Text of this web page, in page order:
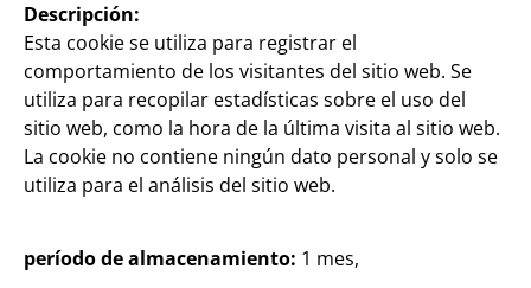
Calidad
Sostenibilidad
Formulario de contacto
Clientes
Buscador de filiales
Descripción:
Esta cookie se utiliza para registrar el
comportamiento de los visitantes del sitio web. Se
utiliza para recopilar estadísticas sobre el uso del
sitio web, como la hora de la última visita al sitio web.
La cookie no contiene ningún dato personal y solo se
utiliza para el análisis del sitio web.
período de almacenamiento: 1 mes,